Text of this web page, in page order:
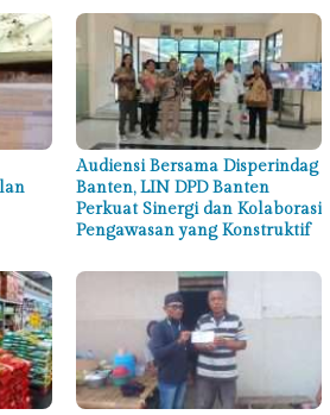
Audiensi Bersama Disperindag
Banten, LIN DPD Banten
Perkuat Sinergi dan Kolaborasi
Pengawasan yang Konstruktif